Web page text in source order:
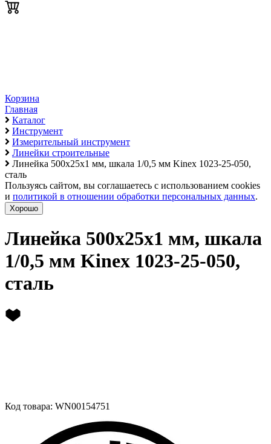
Корзина
Главная
Каталог
Инструмент
Измерительный инструмент
Линейки строительные
Линейка 500х25х1 мм, шкала 1/0,5 мм Kinex 1023-25-050,
сталь
Пользуясь сайтом, вы соглашаетесь с использованием cookies
и политикой в отношении обработки персональных данных.
Хорошо
Линейка 500х25х1 мм, шкала
1/0,5 мм Kinex 1023-25-050,
сталь
Код товара: WN00154751